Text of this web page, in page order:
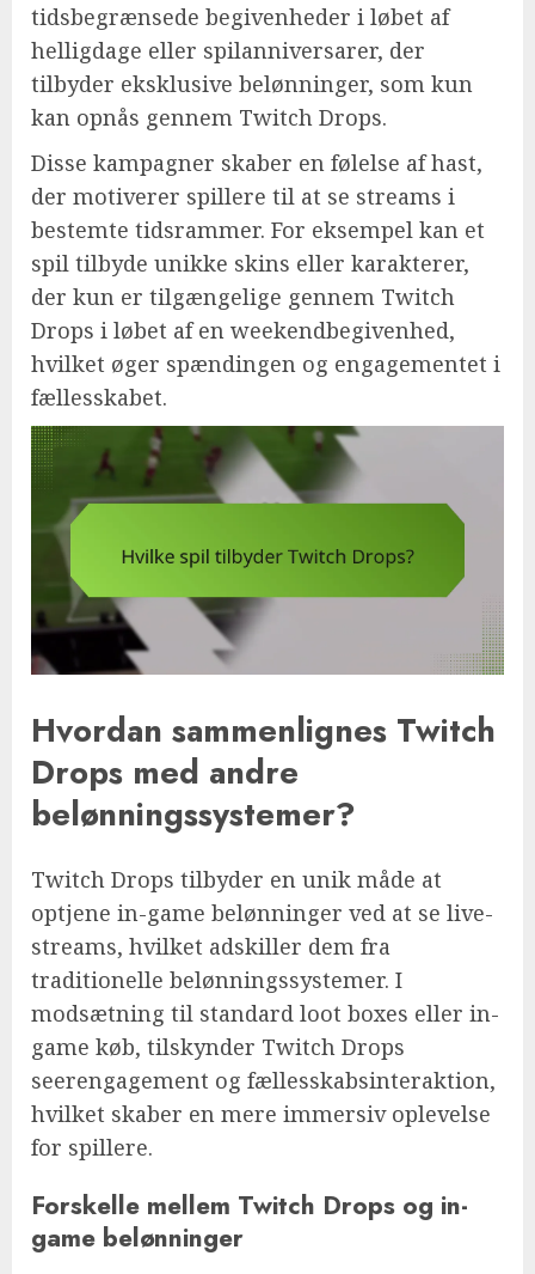
tidsbegrænsede begivenheder i løbet af
helligdage eller spilanniversarer, der
tilbyder eksklusive belønninger, som kun
kan opnås gennem Twitch Drops.
Disse kampagner skaber en følelse af hast,
der motiverer spillere til at se streams i
bestemte tidsrammer. For eksempel kan et
spil tilbyde unikke skins eller karakterer,
der kun er tilgængelige gennem Twitch
Drops i løbet af en weekendbegivenhed,
hvilket øger spændingen og engagementet i
fællesskabet.
Hvordan sammenlignes Twitch
Drops med andre
belønningssystemer?
Twitch Drops tilbyder en unik måde at
optjene in-game belønninger ved at se live-
streams, hvilket adskiller dem fra
traditionelle belønningssystemer. I
modsætning til standard loot boxes eller in-
game køb, tilskynder Twitch Drops
seerengagement og fællesskabsinteraktion,
hvilket skaber en mere immersiv oplevelse
for spillere.
Forskelle mellem Twitch Drops og in-
game belønninger